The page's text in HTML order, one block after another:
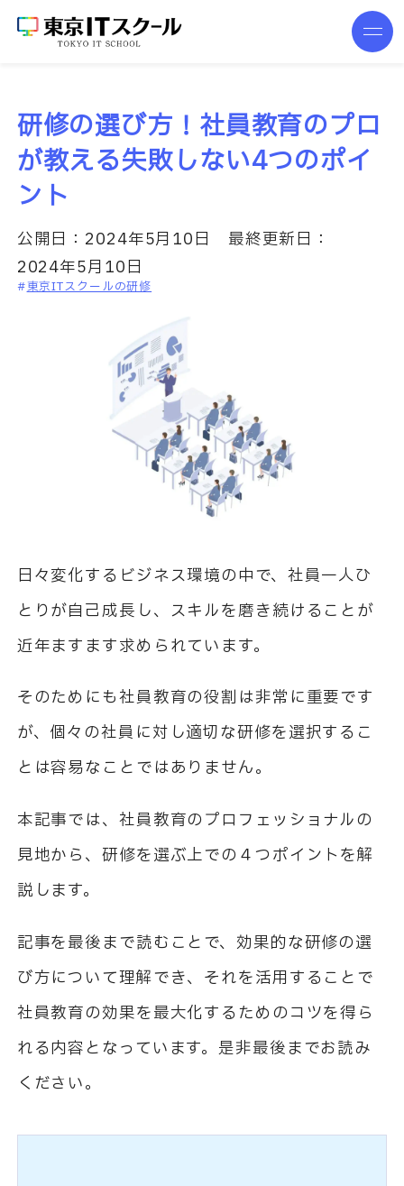
研修の選び方！社員教育のプロ
が教える失敗しない4つのポイ
ント
公開日： 2024年5月10日
最終更新日：
2024年5月10日
東京ITスクールの研修
日々変化するビジネス環境の中で、社員一人ひ
とりが自己成長し、スキルを磨き続けることが
近年ますます求められています。
そのためにも社員教育の役割は非常に重要です
が、個々の社員に対し適切な研修を選択するこ
とは容易なことではありません。
本記事では、社員教育のプロフェッショナルの
見地から、研修を選ぶ上での４つポイントを解
説します。
記事を最後まで読むことで、効果的な研修の選
び方について理解でき、それを活用することで
社員教育の効果を最大化するためのコツを得ら
れる内容となっています。是非最後までお読み
ください。